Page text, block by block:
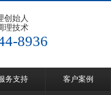
创始人
理技术
8936
务支持 客户案例